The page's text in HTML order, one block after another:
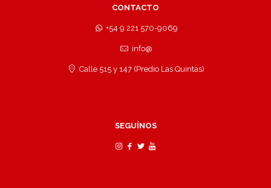
CONTACTO
+54 9 221 570-9069
info@
Calle 515 y 147 (Predio Las Quintas)
SEGUÍNOS